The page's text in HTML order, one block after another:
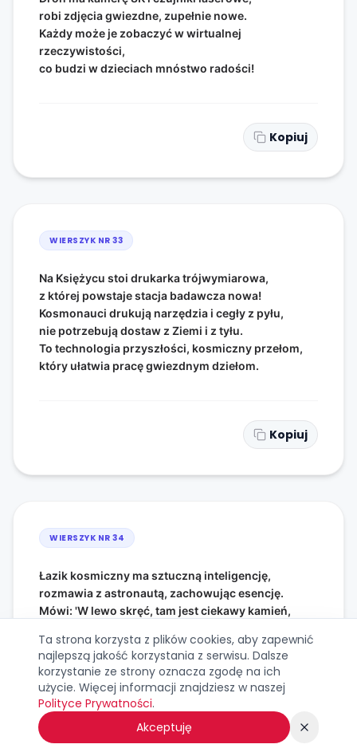
robi zdjęcia gwiezdne, zupełnie nowe.
Każdy może je zobaczyć w wirtualnej
rzeczywistości,
co budzi w dzieciach mnóstwo radości!
Kopiuj
WIERSZYK NR 33
Na Księżycu stoi drukarka trójwymiarowa,
z której powstaje stacja badawcza nowa!
Kosmonauci drukują narzędzia i cegły z pyłu,
nie potrzebują dostaw z Ziemi i z tyłu.
To technologia przyszłości, kosmiczny przełom,
który ułatwia pracę gwiezdnym dziełom.
Kopiuj
WIERSZYK NR 34
Łazik kosmiczny ma sztuczną inteligencję,
rozmawia z astronautą, zachowując esencję.
Mówi: 'W lewo skręć, tam jest ciekawy kamień,
To duet idealny, człowiek i maszyna,
tak się kosmiczna przyszłość zaczyna!
Kopiuj
Ta strona korzysta z plików cookies, aby zapewnić
najlepszą jakość korzystania z serwisu. Dalsze
korzystanie ze strony oznacza zgodę na ich
użycie. Więcej informacji znajdziesz w naszej
Polityce Prywatności.
Akceptuję